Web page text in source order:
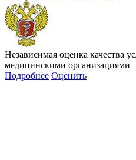
Независимая оценка качества
медицинскими организациями
Подробнее Оценить